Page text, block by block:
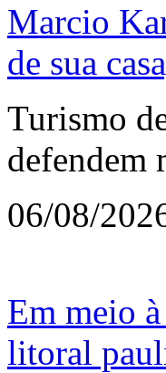
Marcio
de sua
Turismo
defendem
06/08/
Em meio
litoral